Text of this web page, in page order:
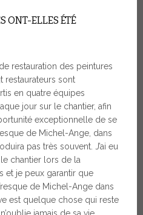
ONT-ELLES ÉTÉ
restauration des peintures
restaurateurs sont
en quatre équipes
jour sur le chantier, afin
exceptionnelle de se
de Michel-Ange, dans
pas très souvent. J’ai eu
chantier lors de la
et je peux garantir que
de Michel-Ange dans
est quelque chose qui reste